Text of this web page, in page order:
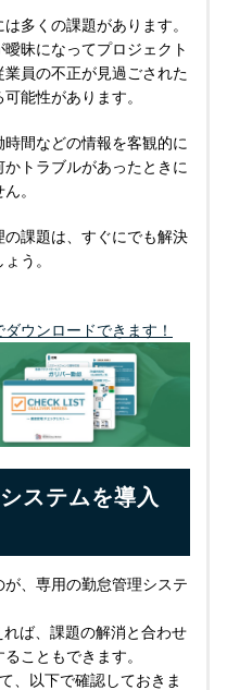
多くの課題があります。
昧になってプロジェクト
員の不正が見過ごされた
能性があります。
間などの情報を客観的に
トラブルがあったときに
。
課題は、すぐにでも解決
う。
ウンロードできます！
ステムを導入
、専用の勤怠管理システ
ば、課題の解消と合わせ
こともできます。
、以下で確認しておきま